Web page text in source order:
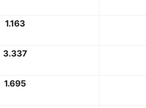
1.163
3.337
1.695